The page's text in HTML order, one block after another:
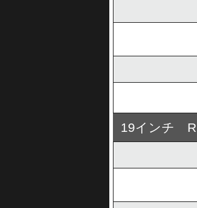
19インチ R